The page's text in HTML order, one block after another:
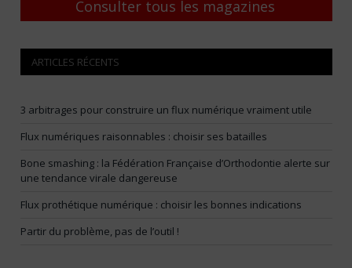
Consulter tous les magazines
ARTICLES RÉCENTS
3 arbitrages pour construire un flux numérique vraiment utile
Flux numériques raisonnables : choisir ses batailles
Bone smashing : la Fédération Française d’Orthodontie alerte sur
une tendance virale dangereuse
Flux prothétique numérique : choisir les bonnes indications
Partir du problème, pas de l’outil !